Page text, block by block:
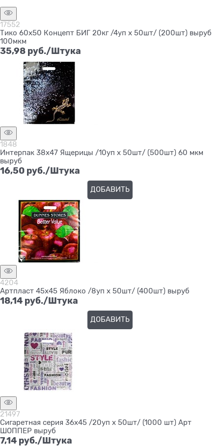
17552
Тико 60х50 Концепт БИГ 20кг /4уп х 50шт/ (200шт) выруб
100мкм
35,98 руб./Штука
1848
Интерпак 38х47 Ящерицы /10уп х 50шт/ (500шт) 60 мкм
выруб
16,50 руб./Штука
ДОБАВИТЬ
4204
Артпласт 45х45 Яблоко /8уп х 50шт/ (400шт) выруб
18,14 руб./Штука
ДОБАВИТЬ
21497
Сигаретная серия 36х45 /20уп х 50шт/ (1000 шт) Арт
ШОППЕР выруб
7,14 руб./Штука